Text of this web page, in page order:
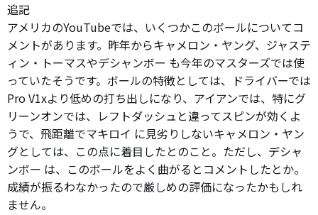
追記
アメリカのYouTubeでは、いくつかこのボールについてコ
メントがあります。昨年からキャメロン・ヤング、ジャステ
ィン・トーマスやデシャンボー も今年のマスターズでは使
っていたそうです。ボールの特徴としては、ドライバーでは
Pro V1xより低めの打ち出しになり、アイアンでは、特にグ
リーンオンでは、レフトダッシュと違ってスピンが効くよ
うで、飛距離でマキロイ に見劣りしないキャメロン・ヤン
グとしては、この点に着目したとのこと。ただし、デシャ
ンボー は、このボールをよく曲がるとコメントしたとか。
成績が振るわなかったので厳しめの評価になったかもしれ
ません。